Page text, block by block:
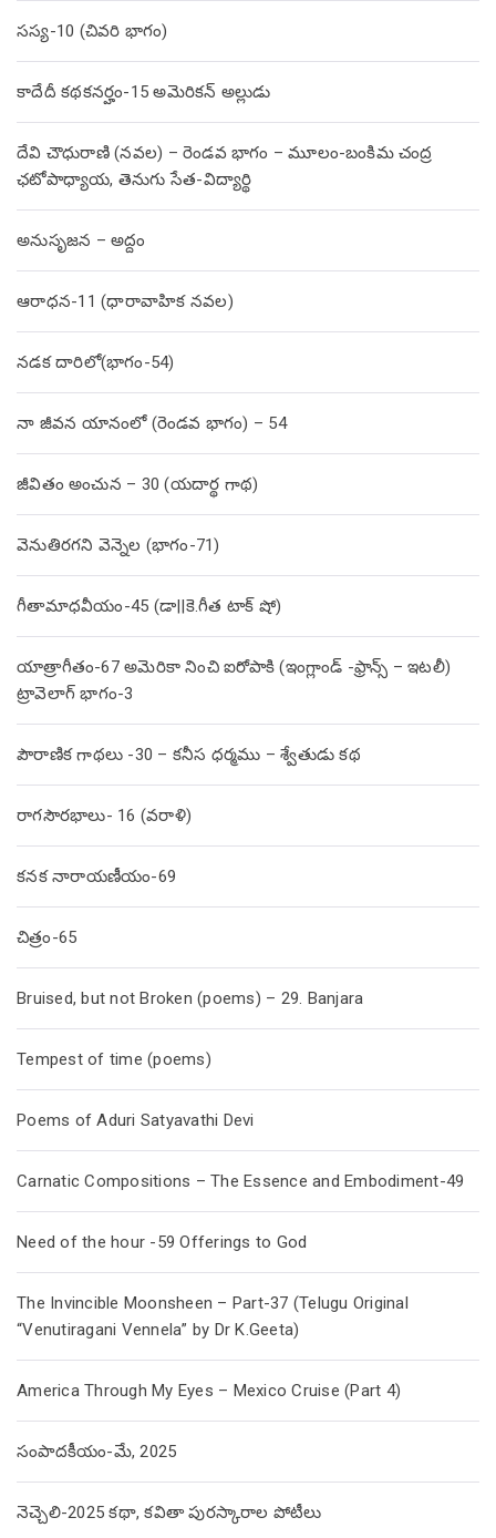
సస్య-10 (చివరి భాగం)
కాదేదీ కథకనర్హం-15 అమెరికన్ అల్లుడు
దేవి చౌధురాణి (నవల) – రెండవ భాగం – మూలం-బంకిమ చంద్ర
ఛటోపాధ్యాయ, తెనుగు సేత-విద్యార్థి
అనుసృజన – అద్దం
ఆరాధన-11 (ధారావాహిక నవల)
నడక దారిలో(భాగం-54)
నా జీవన యానంలో (రెండవ భాగం) – 54
జీవితం అంచున – 30 (యదార్థ గాథ)
వెనుతిరగని వెన్నెల (భాగం-71)
గీతామాధవీయం-45 (డా||కె.గీత టాక్ షో)
యాత్రాగీతం-67 అమెరికా నించి ఐరోపాకి (ఇంగ్లాండ్ -ఫ్రాన్స్ – ఇటలీ)
ట్రావెలాగ్ భాగం-3
పౌరాణిక గాథలు -30 – కనీస ధర్మము – శ్వేతుడు కథ
రాగసౌరభాలు- 16 (వరాళి)
కనక నారాయణీయం-69
చిత్రం-65
Bruised, but not Broken (poems) – 29. Banjara
Tempest of time (poems)
Poems of Aduri Satyavathi Devi
Carnatic Compositions – The Essence and Embodiment-49
Need of the hour -59 Offerings to God
The Invincible Moonsheen – Part-37 (Telugu Original
“Venutiragani Vennela” by Dr K.Geeta)
America Through My Eyes – Mexico Cruise (Part 4)
సంపాదకీయం-మే, 2025
నెచ్చెలి-2025 కథా, కవితా పురస్కారాల పోటీలు